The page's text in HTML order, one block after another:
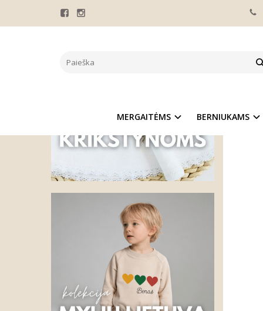
MERGAITĖMS BERNIUKAMS